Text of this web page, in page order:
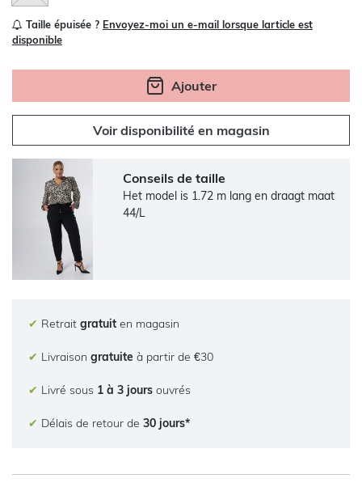
Taille épuisée ? Envoyez-moi un e-mail lorsque larticle est
disponible
Ajouter
Voir disponibilité en magasin
Conseils de taille
Het model is 1.72 m lang en draagt maat
44/L
✔ Retrait gratuit en magasin
✔ Livraison gratuite à partir de €30
✔ Livré sous 1 à 3 jours ouvrés
✔ Délais de retour de 30 jours*